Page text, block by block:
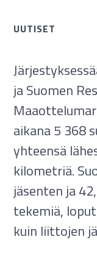
UUTISET
ja Suomen
aikana 5 368
yhteensä
kilometriä.
jäsenten ja
tekemiä,
kuin liittojen